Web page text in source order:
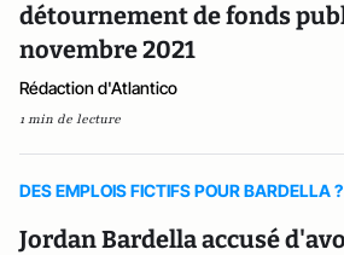
détournement de fonds
novembre 2021
Rédaction d'Atlantico
1 min de lecture
DES EMPLOIS FICTIFS POUR BARDELLA ?
Jordan Bardella accusé